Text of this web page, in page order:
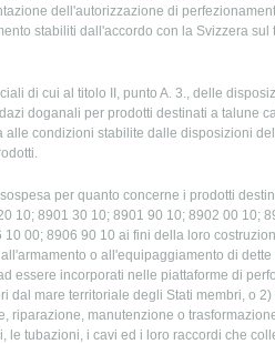
dell'autorizzazione di
stabiliti dall'accordo con la Svizzera sul
di cui al titolo II, punto A. 3., delle
doganali per prodotti destinati a talune
condizioni stabilite dalle disposizioni
per quanto concerne i prodotti
10; 8901 30 10; 8901 90 10; 8902 00 10;
00; 8906 90 10 ai fini della loro
o all'equipaggiamento di
essere incorporati nelle piattaforme di
dal mare territoriale degli Stati membri, o
riparazione, manutenzione o
le tubazioni, i cavi ed i loro raccordi che